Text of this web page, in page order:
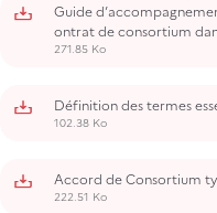
Guide
ontrat de consortium
271.85 Ko
Définition des termes
102.38 Ko
Accord de Consortium
222.51 Ko